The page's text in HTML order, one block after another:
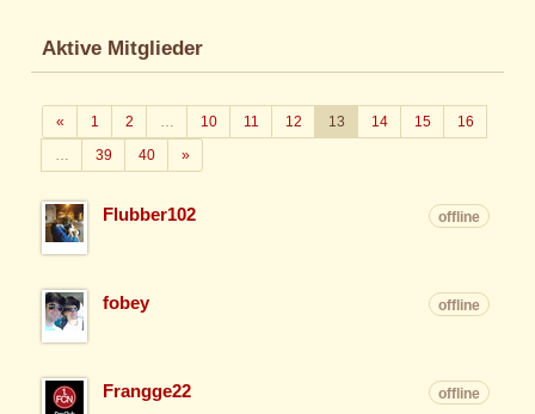
Aktive Mitglieder
«Zurück
1 2 … 10 11 12 13 14 15
16
…
39 40 »Weiter
Flubber102 offline
fobey offline
Frangge22 offline